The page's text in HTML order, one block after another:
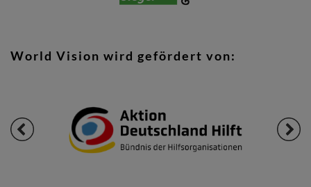
World Vision wird gefördert von: